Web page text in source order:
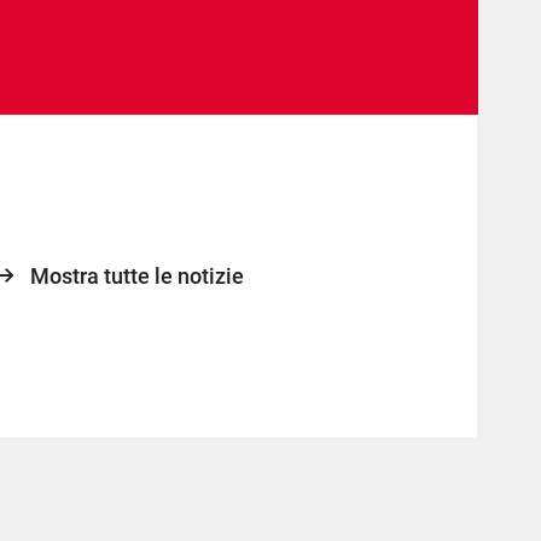
Mostra tutte le notizie